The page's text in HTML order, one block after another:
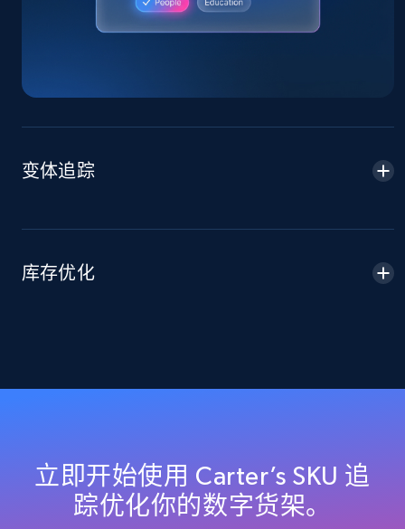
URL, Domain, Country code, Model number,
Sku, Product id, Product name, Manufacturer,
2.1K+ 353+
and more.
URL, Domain, Country code, Model number,
Sku, Product id, Product name, Manufacturer,
and more.
变体追踪
库存优化
立即开始使用 Carter’s SKU 追
踪优化你的数字货架。